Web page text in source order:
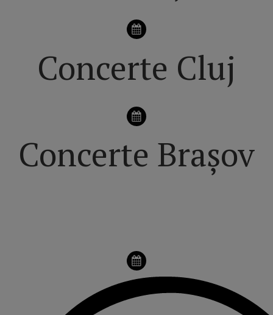
Concerte Cluj
Concerte Brașov